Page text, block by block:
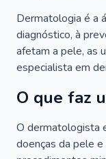
Dermatologia é a
diagnóstico, à
afetam a pele, as
especialista em
O que faz
O dermatologista
doenças da pele